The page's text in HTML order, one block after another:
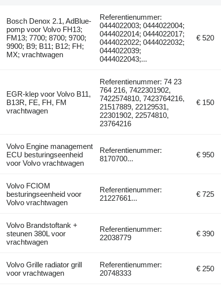
Bosch Denox 2.1, AdBlue-
pomp voor Volvo FH13;
FM13; 7700; 8700; 9700;
9900; B9; B11; B12; FH;
MX; vrachtwagen
Referentienummer:
0444022003; 0444022004;
0444022014; 0444022017;
0444022022; 0444022032;
0444022039;
0444022043;...
€ 520
EGR-klep voor Volvo B11,
B13R, FE, FH, FM
vrachtwagen
Referentienummer: 74 23
764 216, 7422301902,
7422574810, 7423764216,
21517889, 22129531,
22301902, 22574810,
23764216
€ 150
Volvo Engine management
ECU besturingseenheid
voor Volvo vrachtwagen
Referentienummer:
8170700...
€ 950
Volvo FCIOM
besturingseenheid voor
Volvo vrachtwagen
Referentienummer:
21227661...
€ 725
Volvo Brandstoftank +
steunen 380L voor
vrachtwagen
Referentienummer:
22038779
€ 390
Volvo Grille radiator grill
voor vrachtwagen
Referentienummer:
20748333
€ 250